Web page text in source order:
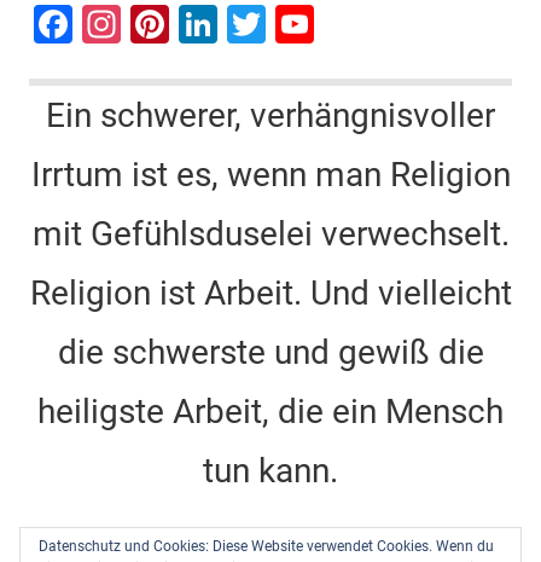
F
c
e
b
o
o
k
In
a
gr
a
m
Pi
er
e
st
Li
k
e
dI
n
T
tt
er
u
T
u
b
e
C
h
a
n
el
Ein schwerer, verhängnisvoller
Irrtum ist es, wenn man Religion
mit Gefühlsduselei verwechselt.
Religion ist Arbeit. Und vielleicht
die schwerste und gewiß die
heiligste Arbeit, die ein Mensch
tun kann.
Dietrich Bonhoeffer -
Barcelona, Berlin, Amerika
Datenschutz und Cookies: Diese Website verwendet Cookies. Wenn du